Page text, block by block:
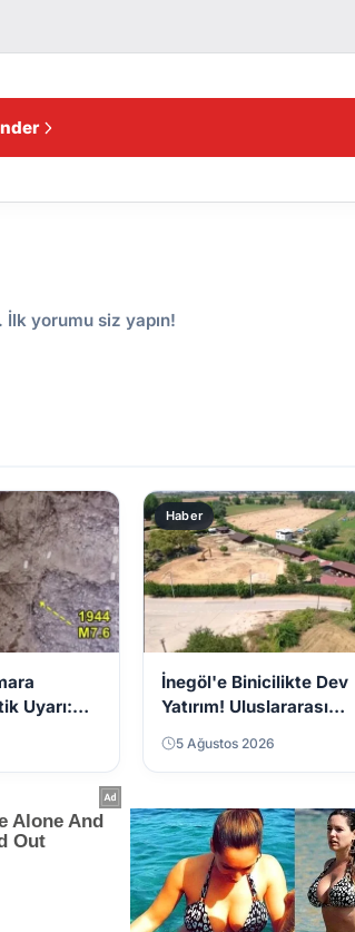
İlk yorumu siz yapın!
Uyarı:
Dikkat
Haber
İnegöl'e Binicilikte Dev
Yatırım! Uluslararası
Standartlarda Yeni Tesis
Geliyor
5 Ağustos 2026